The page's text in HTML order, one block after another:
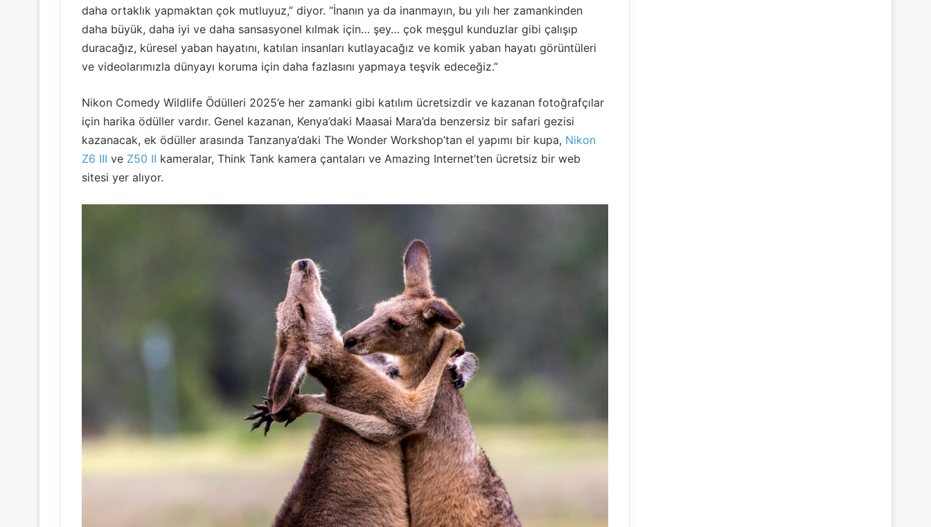
daha ortaklık yapmaktan çok mutluyuz,” diyor. “İnanın ya da inanmayın, bu yılı her zamankinden
daha büyük, daha iyi ve daha sansasyonel kılmak için… şey… çok meşgul kunduzlar gibi çalışıp
duracağız, küresel yaban hayatını, katılan insanları kutlayacağız ve komik yaban hayatı görüntüleri
ve videolarımızla dünyayı koruma için daha fazlasını yapmaya teşvik edeceğiz.”
Nikon Comedy Wildlife Ödülleri 2025’e her zamanki gibi katılım ücretsizdir ve kazanan fotoğrafçılar
için harika ödüller vardır. Genel kazanan, Kenya’daki Maasai Mara’da benzersiz bir safari gezisi
kazanacak, ek ödüller arasında Tanzanya’daki The Wonder Workshop’tan el yapımı bir kupa, Nikon
Z6 III ve Z50 II kameralar, Think Tank kamera çantaları ve Amazing Internet’ten ücretsiz bir web
sitesi yer alıyor.